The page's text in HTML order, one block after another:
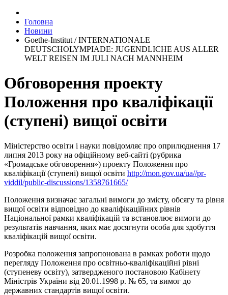
Головна
Новини
Goethe-Institut / INTERNATIONALE
DEUTSCHOLYMPIADE: JUGENDLICHE AUS ALLER
WELT REISEN IM JULI NACH MANNHEIM
Обговорення проекту
Положення про кваліфікації
(ступені) вищої освіти
Міністерство освіти і науки повідомляє про оприлюднення 17
липня 2013 року на офіційному веб-сайті (рубрика
«Громадське обговорення») проекту Положення про
кваліфікації (ступені) вищої освіти http://mon.gov.ua/ua//pr-
viddil/public-discussions/1358761665/
Положення визначає загальні вимоги до змісту, обсягу та рівня
вищої освіти відповідно до кваліфікаційних рівнів
Національної рамки кваліфікацій та встановлює вимоги до
результатів навчання, яких має досягнути особа для здобуття
кваліфікацій вищої освіти.
Розробка положення запропонована в рамках роботи щодо
перегляду Положення про освітньо-кваліфікаційні рівні
(ступеневу освіту), затвердженого постановою Кабінету
Міністрів України від 20.01.1998 р. № 65, та вимог до
державних стандартів вищої освіти.